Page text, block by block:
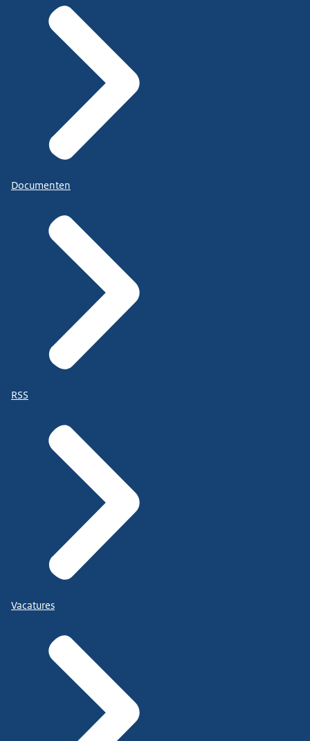
Documenten
RSS
Vacatures